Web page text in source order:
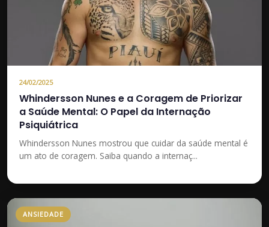
24/02/2025
Whindersson Nunes e a Coragem de Priorizar
a Saúde Mental: O Papel da Internação
Psiquiátrica
Whindersson Nunes mostrou que cuidar da saúde mental é
um ato de coragem. Saiba quando a internaç...
ANSIEDADE